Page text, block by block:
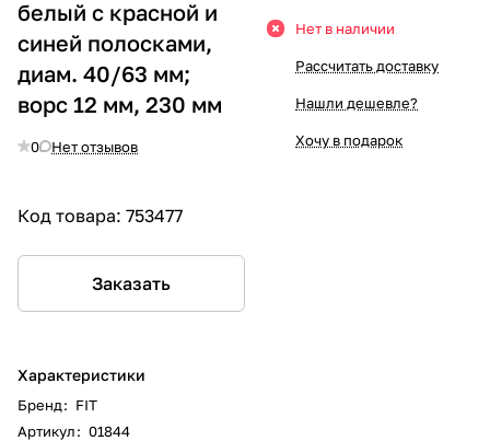
белый с красной и
синей полосками,
диам. 40/63 мм;
ворс 12 мм, 230 мм
0 Нет отзывов
Код товара: 753477
Заказать
Характеристики
Бренд: FIT
Артикул: 01844
Нет в наличии
Рассчитать доставку
Нашли дешевле?
Хочу в подарок